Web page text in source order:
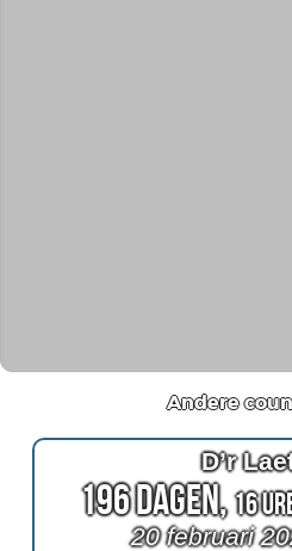
Andere
D’r
196 Dagen,16
20 februari